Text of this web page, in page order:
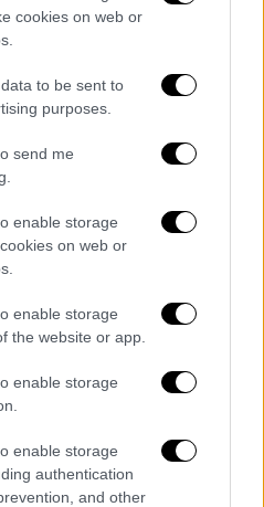
cookies on web or
to be sent to
purposes.
send me
enable storage
on web or
enable storage
the website or app.
enable storage
enable storage
authentication
and other
να φθάσει τα 102,2
το 2023, με την